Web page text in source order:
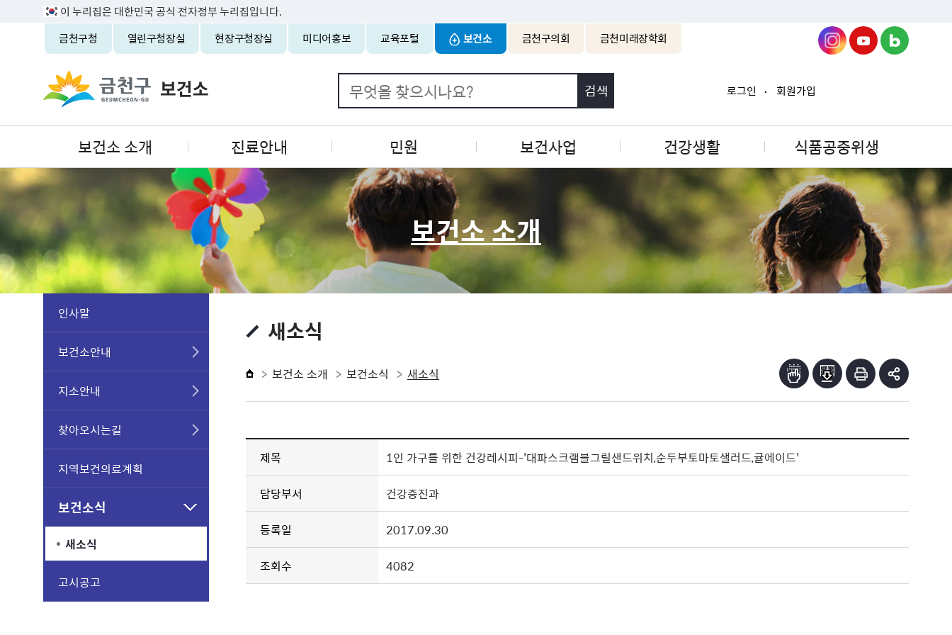
이 누리집은 대한민국 공식 전자정부 누리집입니다.
금천구청
열린구청장실 현장구청장실 미디어홍보 교육포털 보건소 금천구의회 금천미래장학회
로그인 회원가입
보건소 소개 진료안내 민원 보건사업 건강생활 식품공중위생
보건소 소개
인사말
보건소안내
지소안내
찾아오시는길
지역보건의료계획
보건소식
새소식
고시공고
새소식
보건소 소개 보건소식 새소식
제목 1인 가구를 위한 건강레시피-'대파스크램블그릴샌드위치,순두부토마토샐러드,귤에이드'
담당부서 건강증진과
등록일 2017.09.30
조회수 4082